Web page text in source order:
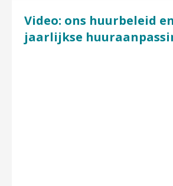
Video: ons huurbeleid
jaarlijkse